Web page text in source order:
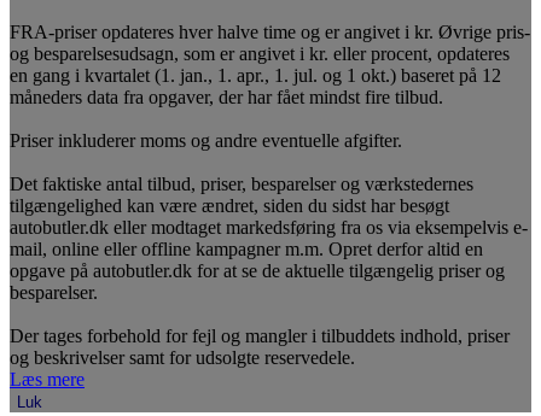
FRA-priser opdateres hver halve time og er angivet i kr. Øvrige pris-
og besparelsesudsagn, som er angivet i kr. eller procent, opdateres
en gang i kvartalet (1. jan., 1. apr., 1. jul. og 1 okt.) baseret på 12
måneders data fra opgaver, der har fået mindst fire tilbud.
Priser inkluderer moms og andre eventuelle afgifter.
Det faktiske antal tilbud, priser, besparelser og værkstedernes
tilgængelighed kan være ændret, siden du sidst har besøgt
autobutler.dk eller modtaget markedsføring fra os via eksempelvis e-
mail, online eller offline kampagner m.m. Opret derfor altid en
opgave på autobutler.dk for at se de aktuelle tilgængelig priser og
besparelser.
Der tages forbehold for fejl og mangler i tilbuddets indhold, priser
og beskrivelser samt for udsolgte reservedele.
Læs mere
Luk